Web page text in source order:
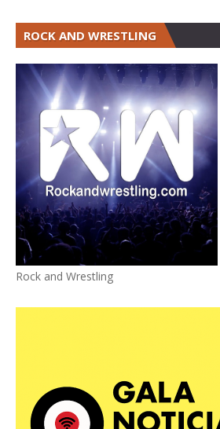
ROCK AND WRESTLING
Rock and Wrestling